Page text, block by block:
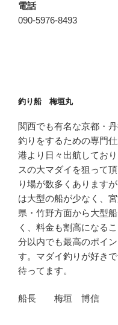
電話
090-5976-8493
釣り船 梅垣丸
関西でも有名な京都・
釣りをするための専門
港より日々出航してお
スの大マダイを狙って
り場が数多くあります
は大型の船が少なく、
県・竹野方面から大型
く、料金も割高になる
分以内でも最高のポイ
す。マダイ釣りが好き
待ってます。
船長 梅垣 博信